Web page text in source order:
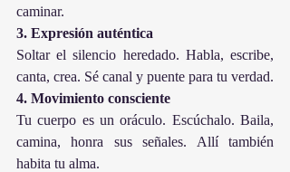
caminar.
3. Expresión auténtica
Soltar el silencio heredado. Habla, escribe,
canta, crea. Sé canal y puente para tu verdad.
4. Movimiento consciente
Tu cuerpo es un oráculo. Escúchalo. Baila,
camina, honra sus señales. Allí también
habita tu alma.